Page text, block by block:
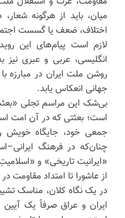
میان، باید از هرگونه
اختلاف، ضعف یا گسست
لازم است پیام‌های این
انگلیسی، عربی و عبری نیز
روشن ملت ایران در مبارزه
جهانی انعکاس یابد.
بی‌شک این مراسم تجلی
است؛ بعثتی که در آن امت
جمعی خود، جایگاه خویش
چنان‌که در فرهنگ
«ایرانیت تاریخی» و
از عاشورا تا امتداد مقاومت
در یک نگاه کلان، مناسک
ایران و عراق صرفاً یک